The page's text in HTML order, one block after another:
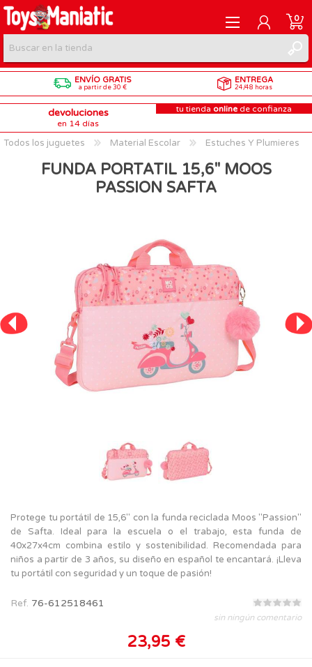
REGISTRARME
INICIAR SESIÓN
0
ENVÍO GRATIS
a partir de 30 €
ENTREGA
24/48 horas
devoluciones
en 14 días
tu tienda online de confianza
Todos los juguetes Material Escolar Estuches Y Plumieres
FUNDA PORTATIL 15,6'' MOOS
PASSION SAFTA
Protege tu portátil de 15,6" con la funda reciclada Moos "Passion"
de Safta. Ideal para la escuela o el trabajo, esta funda de
40x27x4cm combina estilo y sostenibilidad. Recomendada para
niños a partir de 3 años, su diseño en español te encantará. ¡Lleva
tu portátil con seguridad y un toque de pasión!
Ref. 76-612518461
sin ningún comentario
23,95 €